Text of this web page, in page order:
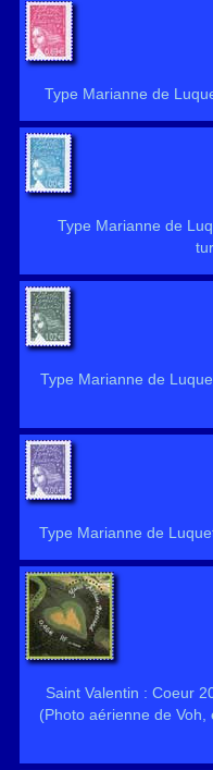
Type Marianne de
Type Marianne de
Type Marianne de
Type Marianne de
Saint Valentin : Coeur
(Photo aérienne de